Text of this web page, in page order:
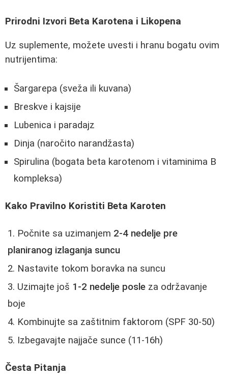
Prirodni Izvori Beta Karotena i Likopena
Uz suplemente, možete uvesti i hranu bogatu ovim
nutrijentima:
Šargarepa (sveža ili kuvana)
Breskve i kajsije
Lubenica i paradajz
Dinja (naročito narandžasta)
Spirulina (bogata beta karotenom i vitaminima B
kompleksa)
Kako Pravilno Koristiti Beta Karoten
Počnite sa uzimanjem 2-4 nedelje pre
planiranog izlaganja suncu
Nastavite tokom boravka na suncu
Uzimajte još 1-2 nedelje posle za održavanje
boje
Kombinujte sa zaštitnim faktorom (SPF 30-50)
Izbegavajte najjače sunce (11-16h)
Česta Pitanja